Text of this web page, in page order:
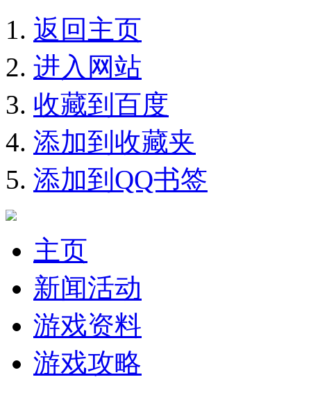
返回主页
进入网站
收藏到百度
添加到收藏夹
添加到QQ书签
主页
新闻活动
游戏资料
游戏攻略